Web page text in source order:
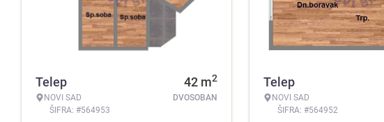
Telep
NOVI SAD
ŠIFRA: #564953
42 m2
DVOSOBAN
Telep
NOVI SAD
ŠIFRA: #564952